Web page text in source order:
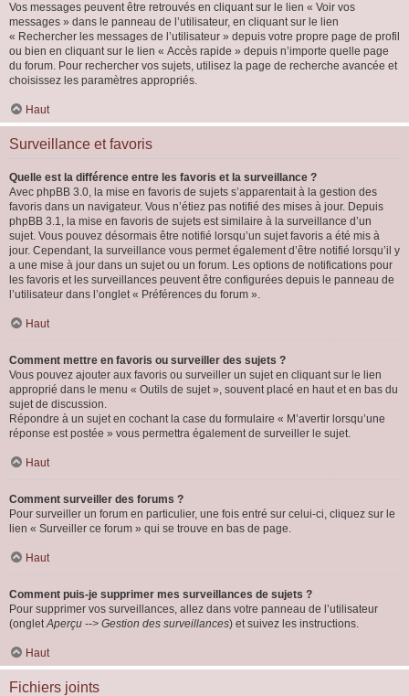
Vos messages peuvent être retrouvés en cliquant sur le lien « Voir vos
messages » dans le panneau de l’utilisateur, en cliquant sur le lien
« Rechercher les messages de l’utilisateur » depuis votre propre page de profil
ou bien en cliquant sur le lien « Accès rapide » depuis n’importe quelle page
du forum. Pour rechercher vos sujets, utilisez la page de recherche avancée et
choisissez les paramètres appropriés.
Haut
Surveillance et favoris
Quelle est la différence entre les favoris et la surveillance ?
Avec phpBB 3.0, la mise en favoris de sujets s’apparentait à la gestion des
favoris dans un navigateur. Vous n’étiez pas notifié des mises à jour. Depuis
phpBB 3.1, la mise en favoris de sujets est similaire à la surveillance d’un
sujet. Vous pouvez désormais être notifié lorsqu’un sujet favoris a été mis à
jour. Cependant, la surveillance vous permet également d’être notifié lorsqu’il y
a une mise à jour dans un sujet ou un forum. Les options de notifications pour
les favoris et les surveillances peuvent être configurées depuis le panneau de
l’utilisateur dans l’onglet « Préférences du forum ».
Haut
Comment mettre en favoris ou surveiller des sujets ?
Vous pouvez ajouter aux favoris ou surveiller un sujet en cliquant sur le lien
approprié dans le menu « Outils de sujet », souvent placé en haut et en bas du
sujet de discussion.
Répondre à un sujet en cochant la case du formulaire « M’avertir lorsqu’une
réponse est postée » vous permettra également de surveiller le sujet.
Haut
Comment surveiller des forums ?
Pour surveiller un forum en particulier, une fois entré sur celui-ci, cliquez sur le
lien « Surveiller ce forum » qui se trouve en bas de page.
Haut
Comment puis-je supprimer mes surveillances de sujets ?
Pour supprimer vos surveillances, allez dans votre panneau de l’utilisateur
(ongletAperçu --> Gestion des surveillances) et suivez les instructions.
Haut
Fichiers joints